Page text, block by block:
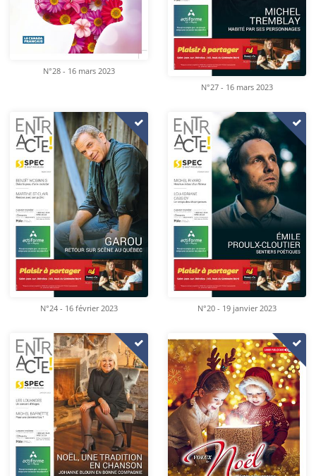
N°28 - 16 mars 2023
N°27 - 16 mars 2023
N°24 - 16 février 2023 N°20 - 19 janvier 2023